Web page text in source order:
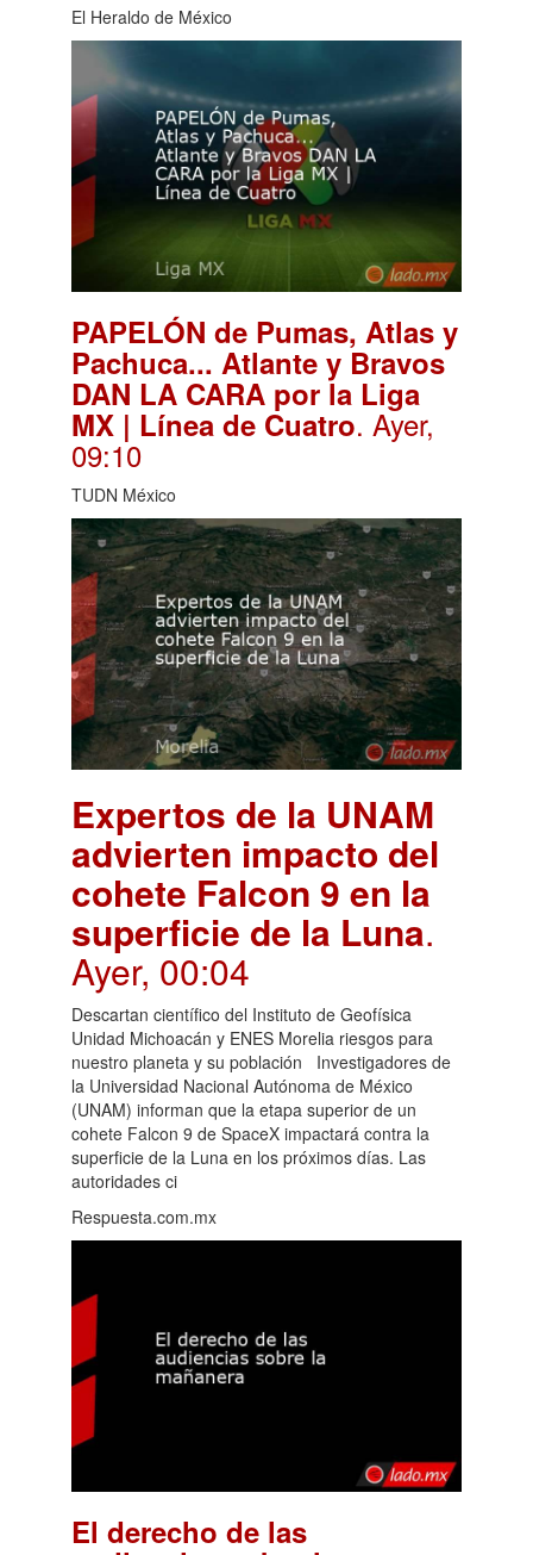
El Heraldo de México
PAPELÓN de Pumas, Atlas y
Pachuca... Atlante y Bravos
DAN LA CARA por la Liga
MX | Línea de Cuatro. Ayer,
09:10
TUDN México
Expertos de la UNAM
advierten impacto del
cohete Falcon 9 en la
superficie de la Luna.
Ayer, 00:04
Descartan científico del Instituto de Geofísica
Unidad Michoacán y ENES Morelia riesgos para
nuestro planeta y su población Investigadores de
la Universidad Nacional Autónoma de México
(UNAM) informan que la etapa superior de un
cohete Falcon 9 de SpaceX impactará contra la
superficie de la Luna en los próximos días. Las
autoridades ci
Respuesta.com.mx
El derecho de las